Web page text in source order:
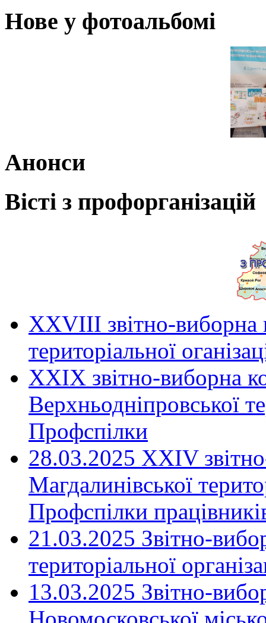
Нове у фотоальбомі
Анонси
Вісті з профорганізацій
ХХVIII звітно-виборна
територіальної
XXIX звітно-виборна
Верхньодніпровської
Профспілки
28.03.2025 ХХІV
Магдалинівської
Профспілки
21.03.2025 Звітно-
територіальної
13.03.2025 Звітно-